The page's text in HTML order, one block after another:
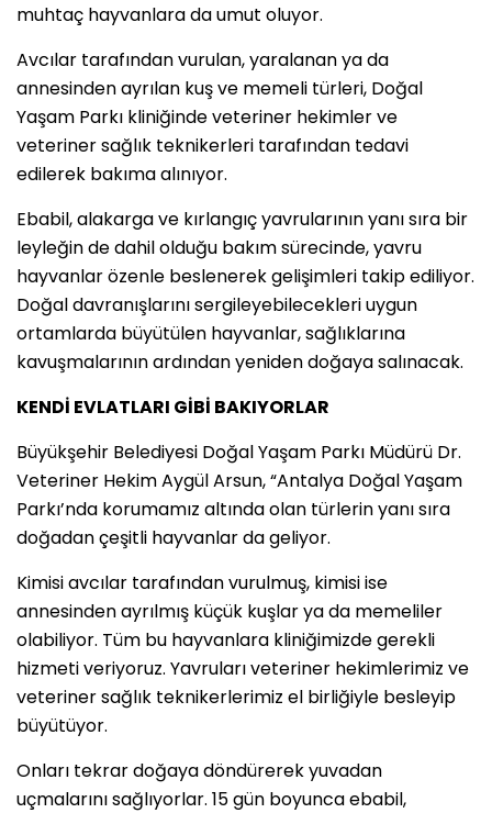
muhtaç hayvanlara da umut oluyor.
Avcılar tarafından vurulan, yaralanan ya da
annesinden ayrılan kuş ve memeli türleri, Doğal
Yaşam Parkı kliniğinde veteriner hekimler ve
veteriner sağlık teknikerleri tarafından tedavi
edilerek bakıma alınıyor.
Ebabil, alakarga ve kırlangıç yavrularının yanı sıra bir
leyleğin de dahil olduğu bakım sürecinde, yavru
hayvanlar özenle beslenerek gelişimleri takip ediliyor.
Doğal davranışlarını sergileyebilecekleri uygun
ortamlarda büyütülen hayvanlar, sağlıklarına
kavuşmalarının ardından yeniden doğaya salınacak.
KENDİ EVLATLARI GİBİ BAKIYORLAR
Büyükşehir Belediyesi Doğal Yaşam Parkı Müdürü Dr.
Veteriner Hekim Aygül Arsun, “Antalya Doğal Yaşam
Parkı’nda korumamız altında olan türlerin yanı sıra
doğadan çeşitli hayvanlar da geliyor.
Kimisi avcılar tarafından vurulmuş, kimisi ise
annesinden ayrılmış küçük kuşlar ya da memeliler
olabiliyor. Tüm bu hayvanlara kliniğimizde gerekli
hizmeti veriyoruz. Yavruları veteriner hekimlerimiz ve
veteriner sağlık teknikerlerimiz el birliğiyle besleyip
büyütüyor.
Onları tekrar doğaya döndürerek yuvadan
uçmalarını sağlıyorlar. 15 gün boyunca ebabil,